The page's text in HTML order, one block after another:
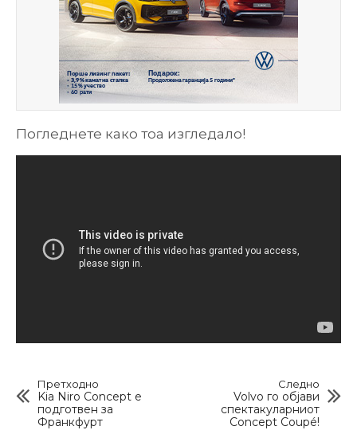
Погледнете како тоа изгледало!
Претходно
Kia Niro Concept е
подготвен за
Франкфурт
Следно
Volvo го објави
спектакуларниот
Concept Coupé!